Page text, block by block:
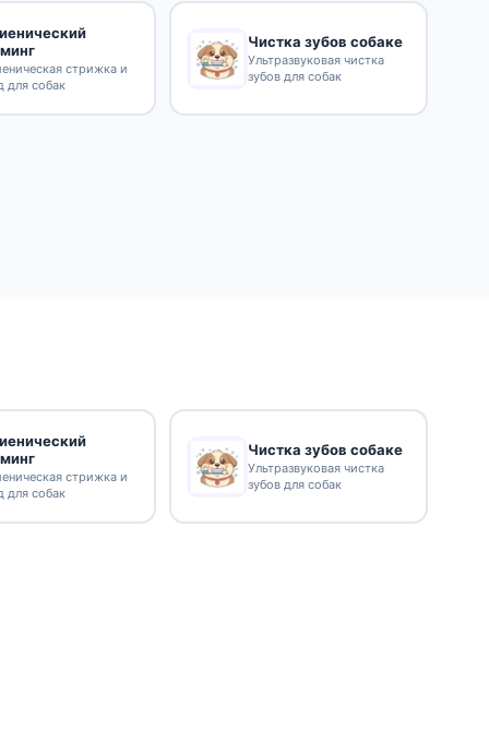
стрижка и
для собак
Чистка зубов собаке
Ультразвуковая чистка
зубов для собак
стрижка и
для собак
Чистка зубов собаке
Ультразвуковая чистка
зубов для собак